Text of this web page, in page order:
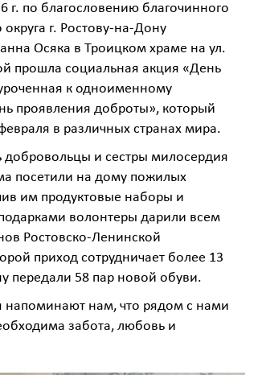
г. по благословению благочинного
г. Ростову-на-Дону
Осяка в Троицком храме на ул.
прошла социальная акция «День
к одноименному
проявления доброты», который
в различных странах мира.
и сестры милосердия
посетили на дому пожилых
им продуктовые наборы и
волонтеры дарили всем
Ростовско-Ленинской
приход сотрудничает более 13
передали 58 пар новой обуви.
напоминают нам, что рядом с нами
забота, любовь и